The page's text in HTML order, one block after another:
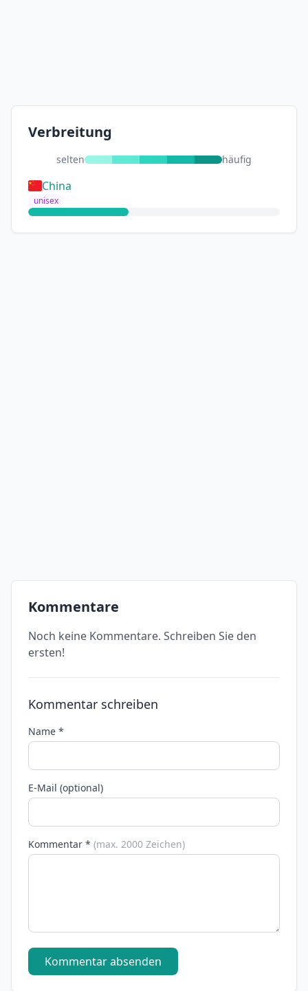
Verbreitung
selten häufig
China
unisex
Kommentare
Noch keine Kommentare. Schreiben Sie den
ersten!
Kommentar schreiben
Name *
E-Mail (optional)
Kommentar * (max. 2000 Zeichen)
Kommentar absenden